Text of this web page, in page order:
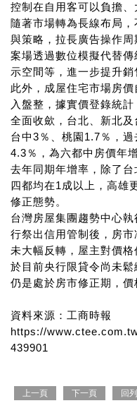
控制在自用客可以負擔、
隨著市場轉為長線布局
與策略，拉長廣告操作
案場透過數位模擬代替
示空間等，進一步提升銷
此外，成屋住宅市場房
入盤整，據實價登錄統
全面收歛，台北、新北及
台中3％、桃園1.7％，
4.3％，為六都中房價年
去年同期年增率，除了
四都均在1成以上，高雄
修正態勢。
台灣房屋集團趨勢中心
行祭出信用管制後，房
未大幅反轉，屋主對價
於目前央行限貸令尚未
仍是處於房市修正期，價
資料來源：工商時報
https://
439901
上一頁 下一頁 回